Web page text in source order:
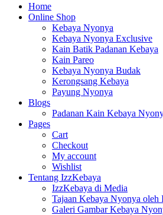
Home
Online Shop
Kebaya Nyonya
Kebaya Nyonya Exclusive
Kain Batik Padanan Kebaya
Kain Pareo
Kebaya Nyonya Budak
Kerongsang Kebaya
Payung Nyonya
Blogs
Padanan Kain Kebaya
Pages
Cart
Checkout
My account
Wishlist
Tentang IzzKebaya
IzzKebaya di Media
Tajaan Kebaya Nyonya oleh
Galeri Gambar Kebaya